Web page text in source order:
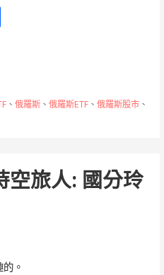
分
、 俄羅斯、 俄羅斯ETF、 俄羅斯股市、
空旅人: 國分玲
。